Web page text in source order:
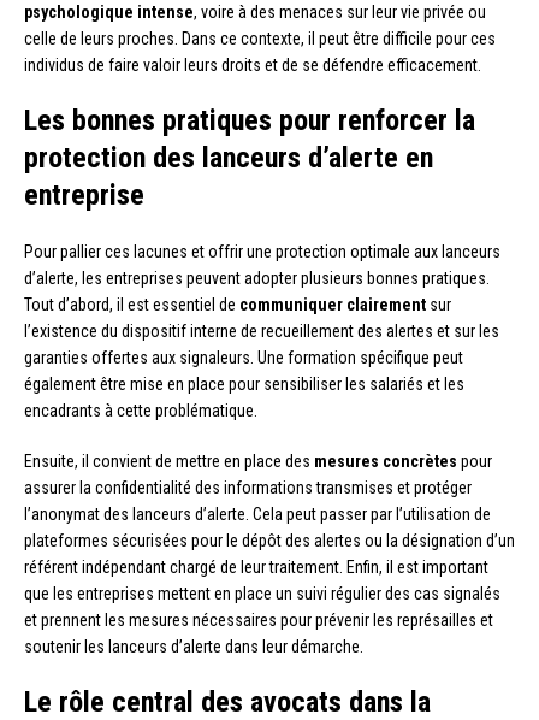
psychologique intense, voire à des menaces sur leur vie privée ou
celle de leurs proches. Dans ce contexte, il peut être difficile pour ces
individus de faire valoir leurs droits et de se défendre efficacement.
Les bonnes pratiques pour renforcer la
protection des lanceurs d’alerte en
entreprise
Pour pallier ces lacunes et offrir une protection optimale aux lanceurs
d’alerte, les entreprises peuvent adopter plusieurs bonnes pratiques.
Tout d’abord, il est essentiel de communiquer clairement sur
l’existence du dispositif interne de recueillement des alertes et sur les
garanties offertes aux signaleurs. Une formation spécifique peut
également être mise en place pour sensibiliser les salariés et les
encadrants à cette problématique.
Ensuite, il convient de mettre en place des mesures concrètes pour
assurer la confidentialité des informations transmises et protéger
l’anonymat des lanceurs d’alerte. Cela peut passer par l’utilisation de
plateformes sécurisées pour le dépôt des alertes ou la désignation d’un
référent indépendant chargé de leur traitement. Enfin, il est important
que les entreprises mettent en place un suivi régulier des cas signalés
et prennent les mesures nécessaires pour prévenir les représailles et
soutenir les lanceurs d’alerte dans leur démarche.
Le rôle central des avocats dans la